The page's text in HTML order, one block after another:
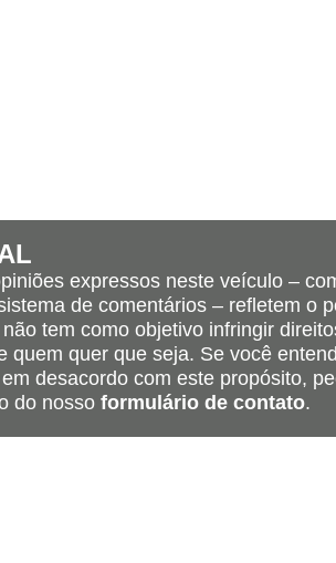
expressos neste veículo –
de comentários – refletem o
tem como objetivo infringir
quem quer que seja. Se você
desacordo com este propósito,
do nosso formulário de contato.